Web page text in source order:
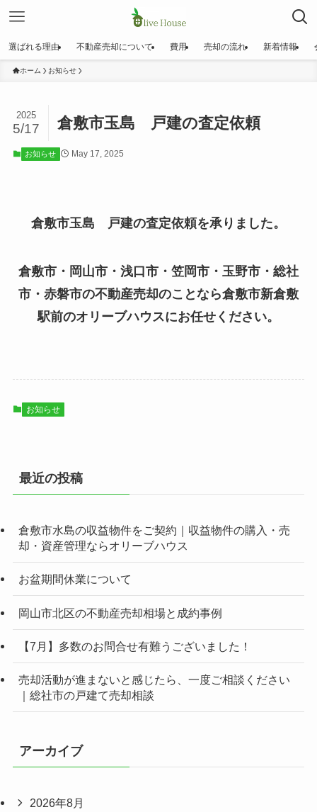
選ばれる理由 不動産売却について 費用 売却の流れ 新着情報
ホーム お知らせ
倉敷市玉島 戸建の査定依頼
2025
5/17
お知らせ May 17, 2025
倉敷市玉島 戸建の査定依頼を承りました。
倉敷市・岡山市・浅口市・笠岡市・玉野市・総社
市・赤磐市の不動産売却のことなら倉敷市新倉敷
駅前のオリーブハウスにお任せください。
お知らせ
最近の投稿
倉敷市水島の収益物件をご契約｜収益物件の購入・売
却・資産管理ならオリーブハウス
お盆期間休業について
岡山市北区の不動産売却相場と成約事例
【7月】多数のお問合せ有難うございました！
売却活動が進まないと感じたら、一度ご相談ください
｜総社市の戸建て売却相談
アーカイブ
2026年8月